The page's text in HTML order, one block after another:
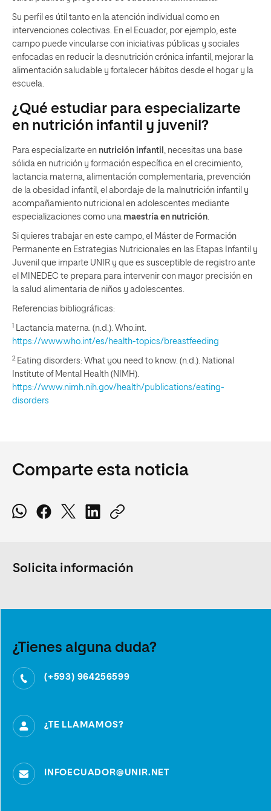
Su perfil es útil tanto en la atención individual como en
intervenciones colectivas. En el Ecuador, por ejemplo, este
campo puede vincularse con iniciativas públicas y sociales
enfocadas en reducir la desnutrición crónica infantil, mejorar la
alimentación saludable y fortalecer hábitos desde el hogar y la
escuela.
¿Qué estudiar para especializarte
en nutrición infantil y juvenil?
Para especializarte en nutrición infantil , necesitas una base
sólida en nutrición y formación específica en el crecimiento,
lactancia materna, alimentación complementaria, prevención
de la obesidad infantil, el abordaje de la malnutrición infantil y
acompañamiento nutricional en adolescentes mediante
especializaciones como una maestría en nutrición.
Si quieres trabajar en este campo, el Máster de Formación
Permanente en Estrategias Nutricionales en las Etapas Infantil y
Juvenil que imparte UNIR y que es susceptible de registro ante
el MINEDEC te prepara para intervenir con mayor precisión en
la salud alimentaria de niños y adolescentes.
Referencias bibliográficas:
1 Lactancia materna. (n.d.). Who.int.
https://www.who.int/es/health-topics/breastfeeding
2Eating disorders: What you need to know. (n.d.). National
Institute of Mental Health (NIMH).
https://www.nimh.nih.gov/health/publications/eating-
disorders
Comparte esta noticia
Solicita información
¿Tienes alguna duda?
(+593) 964256599
¿TE LLAMAMOS?
INFOECUADOR@UNIR.NET